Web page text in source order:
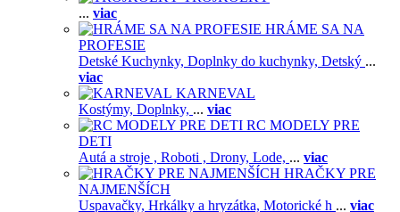
... viac
HRÁME SA NA
PROFESIE
Detské Kuchynky, Doplnky do kuchynky, Detský ...
viac
KARNEVAL
Kostýmy, Doplnky, ... viac
RC MODELY PRE
DETI
Autá a stroje , Roboti , Drony, Lode, ... viac
HRAČKY PRE
NAJMENŠÍCH
Uspavačky, Hrkálky a hryzátka, Motorické h ... viac